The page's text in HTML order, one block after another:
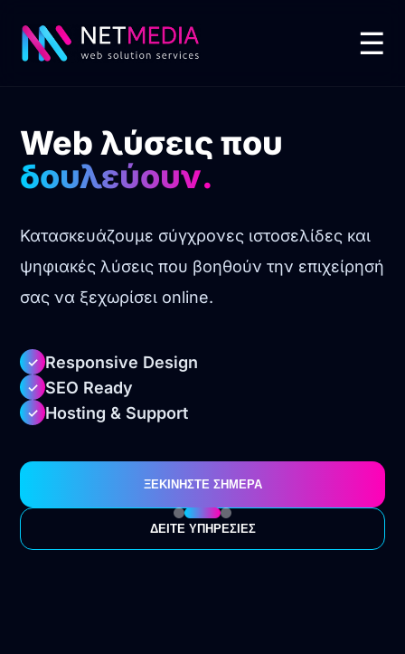
☰
Web λύσεις που
δουλεύουν.
Κατασκευάζουμε σύγχρονες ιστοσελίδες και
ψηφιακές λύσεις που βοηθούν την επιχείρησή
σας να ξεχωρίσει online.
✓ Responsive Design
✓ SEO Ready
✓ Hosting & Support
ΞΕΚΙΝΗΣΤΕ ΣΗΜΕΡΑ
ΔΕΙΤΕ ΥΠΗΡΕΣΙΕΣ